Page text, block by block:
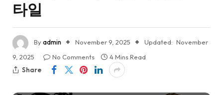
타일
Byadmin November 9, 2025 Updated: November
9, 2025
No Comments
4 Mins Read
Share